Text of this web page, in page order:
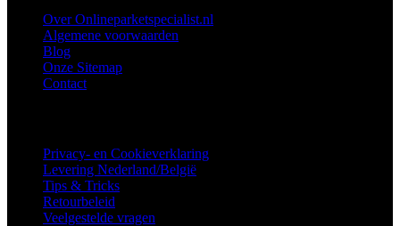
Over Onlineparketspecialist.nl
Algemene voorwaarden
Blog
Onze Sitemap
Contact
Privacy- en Cookieverklaring
Levering Nederland/België
Tips & Tricks
Retourbeleid
Veelgestelde vragen